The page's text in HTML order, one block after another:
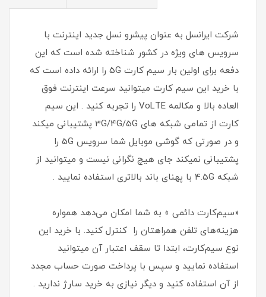
شرکت ایرانسل به عنوان پیشرو نسل جدید اینترنت با
سرویس های ویژه در کشور شناخته شده است که این
دفعه برای اولین بار سیم کارت 5G را ارائه داده است که
با خرید این سیم کارت میتوانید سرعت اینترنت فوق
العاده بالا و مکالمه VoLTE را تجربه کنید . این سیم
کارت از تمامی شبکه های 3G/4G/5G پشتیبانی میکند
و در صورتی که گوشی موبایل شما سرویس 5G را
پشتیبانی نمیکند جای هیچ نگرانی نیست و میتوانید از
شبکه 4.5G با پهنای باند بالاتری استفاده نمایید .
«سیم‌کارت دائمی » به شما امکان می‌دهد همواره
هزینه‌های تلفن همراهتان را کنترل کنید. با خرید این
نوع سیم‌کارت، ابتدا تا سقف اعتبار آن میتوانید
استفاده نمایید و سپس با پرداخت صورت حساب مجدد
از آن استفاده کنید و دیگر نیازی به خرید سارژ ندارید .